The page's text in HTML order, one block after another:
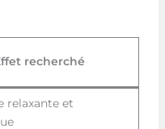
recherché
relaxante et